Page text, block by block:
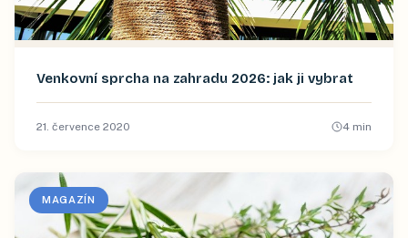
Venkovní sprcha na zahradu 2026: jak ji vybrat
21. července 2020 4 min
MAGAZÍN